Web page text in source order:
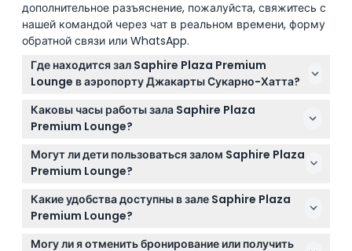
дополнительное разъяснение, пожалуйста, свяжитесь с
нашей командой через чат в реальном времени, форму
обратной связи или WhatsApp.
Где находится зал Saphire Plaza Premium
Lounge в аэропорту Джакарты Сукарно-Хатта?
Зал расположен в Терминале 3 рядом с выходом 6,
доступен для пассажиров, вылетающих
международными рейсами.
Каковы часы работы зала Saphire Plaza
Premium Lounge?
Зал работает ежедневно с 10:00 до 23:59 (время
может изменяться — пожалуйста, уточняйте при
бронировании).
Могут ли дети пользоваться залом Saphire Plaza
Premium Lounge?
Дети до 2 лет проходят бесплатно; однако дети от 2
до 11 лет не могут пользоваться массажными или
спа-услугами, а лица моложе 18 лет должны
находиться в сопровождении взрослого.
Какие удобства доступны в зале Saphire Plaza
Premium Lounge?
Вы сможете насладиться свежеприготовленными
Могу ли я отменить бронирование или получить